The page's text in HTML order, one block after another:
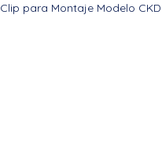
Clip para Montaje Modelo CKD